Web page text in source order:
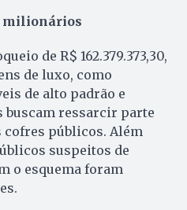
milionários
de R$ 162.379.373,30,
de luxo, como
de alto padrão e
buscam ressarcir parte
cofres públicos. Além
suspeitos de
o esquema foram